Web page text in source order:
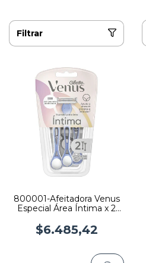
Filtrar
800001-Afeitadora Venus
Especial Área Íntima x 2
$6.485,42